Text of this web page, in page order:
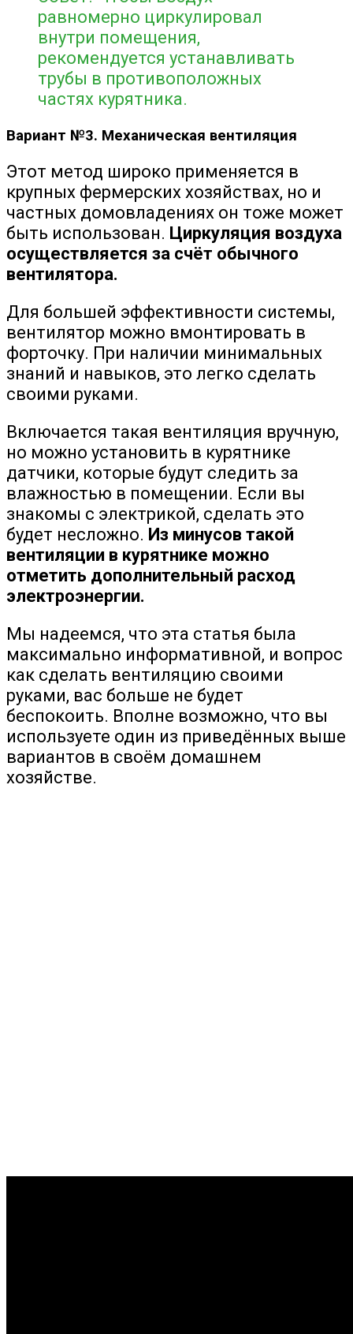
равномерно циркулировал
внутри помещения,
рекомендуется устанавливать
трубы в противоположных
частях курятника.
Вариант №3. Механическая вентиляция
Этот метод широко применяется в
крупных фермерских хозяйствах, но и
частных домовладениях он тоже может
быть использован. Циркуляция воздуха
осуществляется за счёт обычного
вентилятора.
Для большей эффективности системы,
вентилятор можно вмонтировать в
форточку. При наличии минимальных
знаний и навыков, это легко сделать
своими руками.
Включается такая вентиляция вручную,
но можно установить в курятнике
датчики, которые будут следить за
влажностью в помещении. Если вы
знакомы с электрикой, сделать это
будет несложно. Из минусов такой
вентиляции в курятнике можно
отметить дополнительный расход
электроэнергии.
Мы надеемся, что эта статья была
максимально информативной, и вопрос
как сделать вентиляцию своими
руками, вас больше не будет
беспокоить. Вполне возможно, что вы
используете один из приведённых выше
вариантов в своём домашнем
хозяйстве.